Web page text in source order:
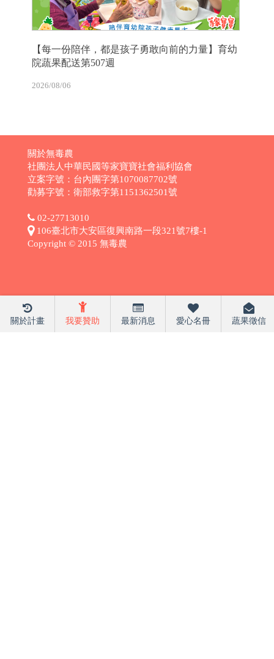
【每一份陪伴，都是孩子勇敢向前的力量】育幼
院蔬果配送第507週
2026/08/06
關於計畫 我要贊助 最新消息 愛心名冊 蔬果徵信
關於無毒農
社團法人中華民國等家寶寶社會福利協會
立案字號：台內團字第1070087702號
勸募字號：衛部救字第1151362501號
02-27713010
106臺北市大安區復興南路一段321號7樓-1
Copyright © 2015 無毒農